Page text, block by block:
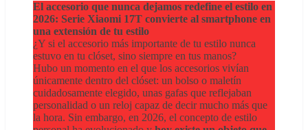
El accesorio que nunca dejamos redefine el estilo en
2026: Serie Xiaomi 17T convierte al smartphone en
una extensión de tu estilo
¿Y si el accesorio más importante de tu estilo nunca
estuvo en tu clóset, sino siempre en tus manos?
Hubo un momento en el que los accesorios vivían
únicamente dentro del clóset: un bolso o maletín
cuidadosamente elegido, unas gafas que reflejaban
personalidad o un reloj capaz de decir mucho más que
la hora. Sin embargo, en 2026, el concepto de estilo